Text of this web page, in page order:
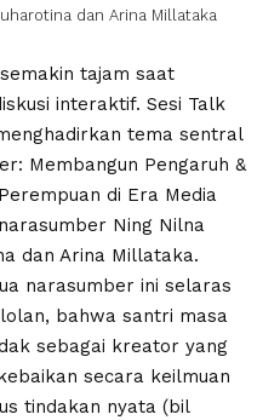
dan Arina Millataka
tajam saat
interaktif. Sesi Talk
tema sentral
Membangun Pengaruh &
di Era Media
Ning Nilna
dan Arina Millataka.
narasumber ini selaras
bahwa santri masa
sebagai kreator yang
secara keilmuan
tindakan nyata (bil